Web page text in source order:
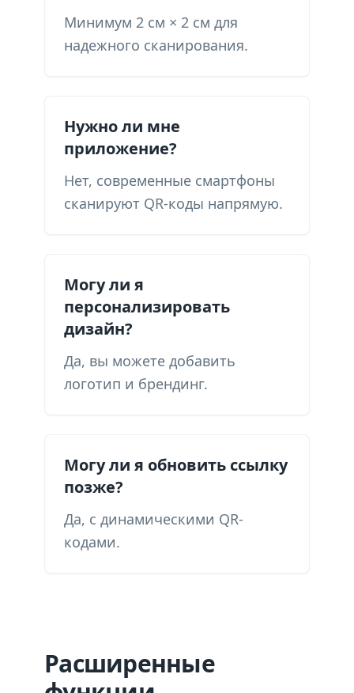
Минимум 2 см × 2 см для
надежного сканирования.
Нужно ли мне
приложение?
Нет, современные смартфоны
сканируют QR-коды напрямую.
Могу ли я
персонализировать
дизайн?
Да, вы можете добавить
логотип и брендинг.
Могу ли я обновить ссылку
позже?
Да, с динамическими QR-
кодами.
Расширенные